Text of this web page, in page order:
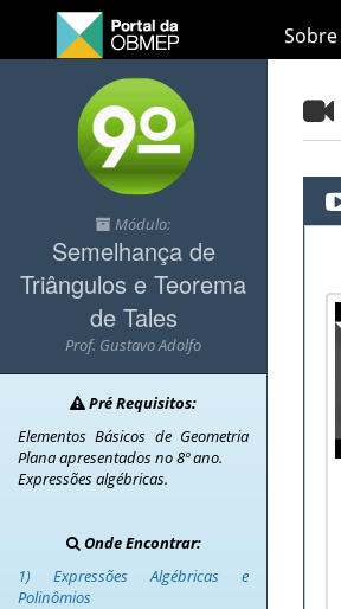
Sobre
Módulo:
Semelhança de
Triângulos e Teorema
de Tales
Prof. Gustavo Adolfo
Pré Requisitos:
Elementos Básicos de Geometria
Plana apresentados no 8º ano.
Expressões algébricas.
Onde Encontrar:
1) Expressões Algébricas e
Polinômios